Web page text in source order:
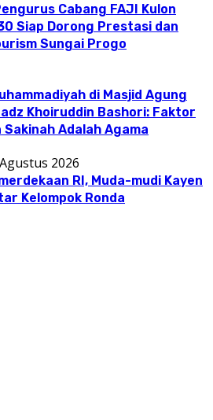
Cabang FAJI Kulon
Siap Dorong Prestasi dan
Sungai Progo
di Masjid Agung
Khoiruddin Bashori: Faktor
Adalah Agama
2026
RI, Muda-mudi Kayen
Kelompok Ronda